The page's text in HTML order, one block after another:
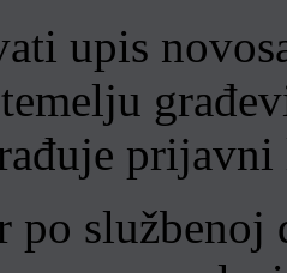
upis
službenoj